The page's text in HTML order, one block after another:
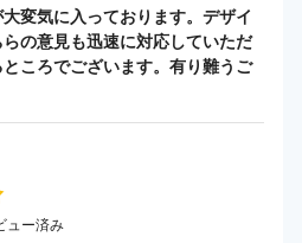
変気に入っております。デザイ
の意見も迅速に対応していただ
ころでございます。有り難うご
ュー済み